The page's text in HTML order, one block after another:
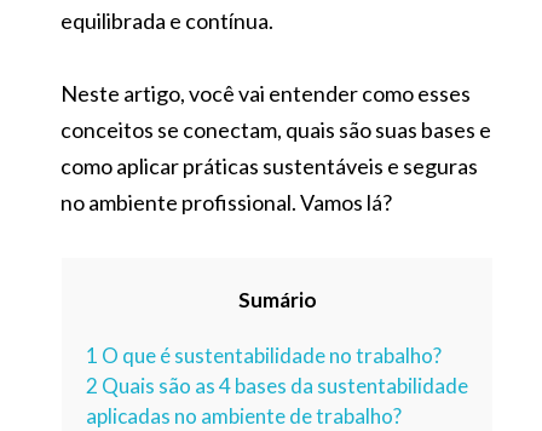
equilibrada e contínua.
Neste artigo, você vai entender como esses
conceitos se conectam, quais são suas bases e
como aplicar práticas sustentáveis e seguras
no ambiente profissional. Vamos lá?
Sumário
1 O que é sustentabilidade no trabalho?
2 Quais são as 4 bases da sustentabilidade
aplicadas no ambiente de trabalho?